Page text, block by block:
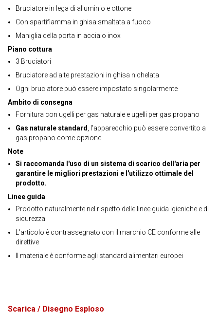
Bruciatore in lega di alluminio e ottone
Con spartifiamma in ghisa smaltata a fuoco
Maniglia della porta in acciaio inox
Piano cottura
3 Bruciatori
Bruciatore ad alte prestazioni in ghisa nichelata
Ogni bruciatore può essere impostato singolarmente
Ambito di consegna
Fornitura con ugelli per gas naturale e ugelli per gas propano
Gas naturale standard
, l'apparecchio può essere convertito a
gas propano come opzione
Note
Si raccomanda l'uso di un sistema di scarico dell'aria per
garantire le migliori prestazioni e l'utilizzo ottimale del
prodotto.
Linee guida
Prodotto naturalmente nel rispetto delle linee guida igieniche e di
sicurezza
L'articolo è contrassegnato con il marchio CE conforme alle
direttive
Il materiale è conforme agli standard alimentari europei
Scarica / Disegno Esploso